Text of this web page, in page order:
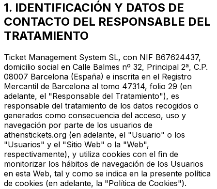
1. IDENTIFICACIÓN Y DATOS DE
CONTACTO DEL RESPONSABLE DEL
TRATAMIENTO
Ticket Management System SL, con NIF B67624437,
domicilio social en Calle Balmes nº 32, Principal 2ª, C.P.
08007 Barcelona (España) e inscrita en el Registro
Mercantil de Barcelona al tomo 47314, folio 29 (en
adelante, el "Responsable del Tratamiento"), es
responsable del tratamiento de los datos recogidos o
generados como consecuencia del acceso, uso y
navegación por parte de los usuarios de
athenstickets.org (en adelante, el "Usuario" o los
"Usuarios" y el "Sitio Web" o la "Web",
respectivamente), y utiliza cookies con el fin de
monitorizar los hábitos de navegación de los Usuarios
en esta Web, tal y como se indica en la presente política
de cookies (en adelante, la "Política de Cookies").